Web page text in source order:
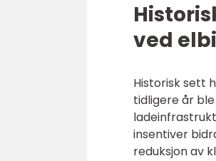
ved
Historisk sett
tidligere år
insentiver
reduksjon av